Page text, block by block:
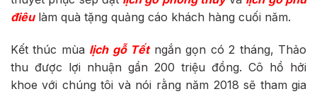
điêulàm quà tặng quảng cáo khách hàng cuối năm.
Kết thúc mùa lịch gỗ Tếtngắn gọn có 2 tháng, Thảo
thu được lợi nhuận gần 200 triệu đồng. Cô hồ hởi
khoe với chúng tôi và nói rằng năm 2018 sẽ tham gia